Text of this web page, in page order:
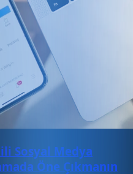
Sosyal Medya
Öne Çıkmanın